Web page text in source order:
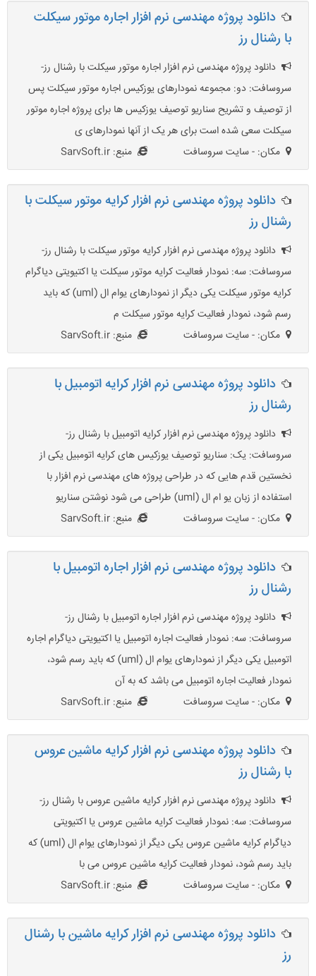
دانلود پروژه مهندسی نرم افزار اجاره موتور سیکلت
با رشنال رز
دانلود پروژه مهندسی نرم افزار اجاره موتور سیکلت با رشنال رز-
سروسافت: دو: مجموعه نمودارهای یوزکیس اجاره موتور سیکلت پس
از توصیف و تشریح سناریو توصیف یوزکیس ها برای پروژه اجاره موتور
سیکلت سعی شده است برای هر یک از آنها نمودارهای ی
مکان: - سایت سروسافت
منبع: SarvSoft.ir
دانلود پروژه مهندسی نرم افزار کرایه موتور سیکلت با
رشنال رز
دانلود پروژه مهندسی نرم افزار کرایه موتور سیکلت با رشنال رز-
سروسافت: سه: نمودار فعالیت کرایه موتور سیکلت یا اکتیویتی دیاگرام
کرایه موتور سیکلت یکی دیگر از نمودارهای یوام ال (uml) که باید
رسم شود، نمودار فعالیت کرایه موتور سیکلت م
مکان: - سایت سروسافت
منبع: SarvSoft.ir
دانلود پروژه مهندسی نرم افزار کرایه اتومبیل با
رشنال رز
دانلود پروژه مهندسی نرم افزار کرایه اتومبیل با رشنال رز-
سروسافت: یک: سناریو توصیف یوزکیس های کرایه اتومبیل یکی از
نخستین قدم هایی که در طراحی پروژه های مهندسی نرم افزار با
استفاده از زبان یو ام ال (uml) طراحی می شود نوشتن سناریو
مکان: - سایت سروسافت
منبع: SarvSoft.ir
دانلود پروژه مهندسی نرم افزار اجاره اتومبیل با
رشنال رز
دانلود پروژه مهندسی نرم افزار اجاره اتومبیل با رشنال رز-
سروسافت: سه: نمودار فعالیت اجاره اتومبیل یا اکتیویتی دیاگرام اجاره
اتومبیل یکی دیگر از نمودارهای یوام ال (uml) که باید رسم شود،
نمودار فعالیت اجاره اتومبیل می باشد که به آن
مکان: - سایت سروسافت
منبع: SarvSoft.ir
دانلود پروژه مهندسی نرم افزار کرایه ماشین عروس
با رشنال رز
دانلود پروژه مهندسی نرم افزار کرایه ماشین عروس با رشنال رز-
سروسافت: سه: نمودار فعالیت کرایه ماشین عروس یا اکتیویتی
دیاگرام کرایه ماشین عروس یکی دیگر از نمودارهای یوام ال (uml) که
باید رسم شود، نمودار فعالیت کرایه ماشین عروس می با
مکان: - سایت سروسافت
منبع: SarvSoft.ir
دانلود پروژه مهندسی نرم افزار کرایه ماشین با رشنال
رز